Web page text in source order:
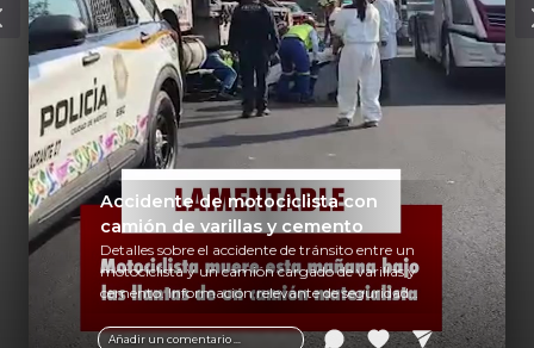
Añadir un comentario ...
Accidente de motociclista con
camión de varillas y cemento
Detalles sobre el accidente de tránsito entre un
motociclista y un camión cargado de varillas y
cemento. Información relevante de seguridad
vial y recomendaciones para motociclistas.